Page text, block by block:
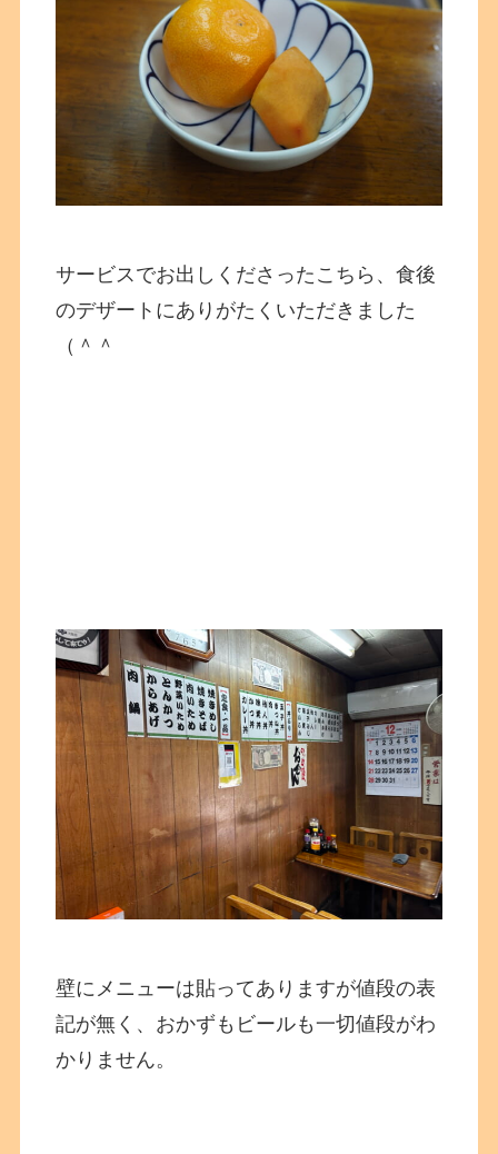
サービスでお出しくださったこちら、食後
のデザートにありがたくいただきました
（＾＾
壁にメニューは貼ってありますが値段の表
記が無く、おかずもビールも一切値段がわ
かりません。